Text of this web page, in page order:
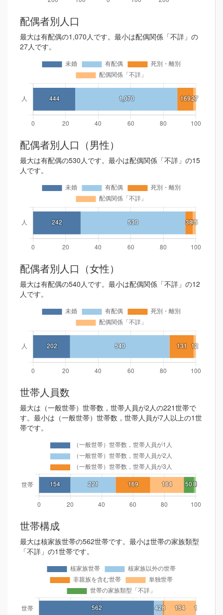
配偶者別人口
最大は有配偶の1,070人です。最小は配偶関係「不詳」の
27人です。
配偶者別人口（男性）
最大は有配偶の530人です。最小は配偶関係「不詳」の15
人です。
配偶者別人口（女性）
最大は有配偶の540人です。最小は配偶関係「不詳」の12
人です。
世帯人員数
最大は（一般世帯）世帯数，世帯人員が2人の221世帯で
す。最小は（一般世帯）世帯数，世帯人員が7人以上の1世
帯です。
世帯構成
最大は核家族世帯の562世帯です。最小は世帯の家族類型
「不詳」の1世帯です。